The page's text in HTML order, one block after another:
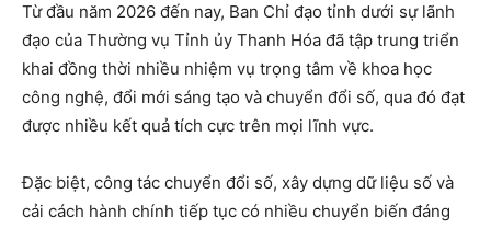
Từ đầu năm 2026 đến nay, Ban Chỉ đạo tỉnh dưới sự lãnh
đạo của Thường vụ Tỉnh ủy Thanh Hóa đã tập trung triển
khai đồng thời nhiều nhiệm vụ trọng tâm về khoa học
công nghệ, đổi mới sáng tạo và chuyển đổi số, qua đó đạt
được nhiều kết quả tích cực trên mọi lĩnh vực.
Đặc biệt, công tác chuyển đổi số, xây dựng dữ liệu số và
cải cách hành chính tiếp tục có nhiều chuyển biến đáng